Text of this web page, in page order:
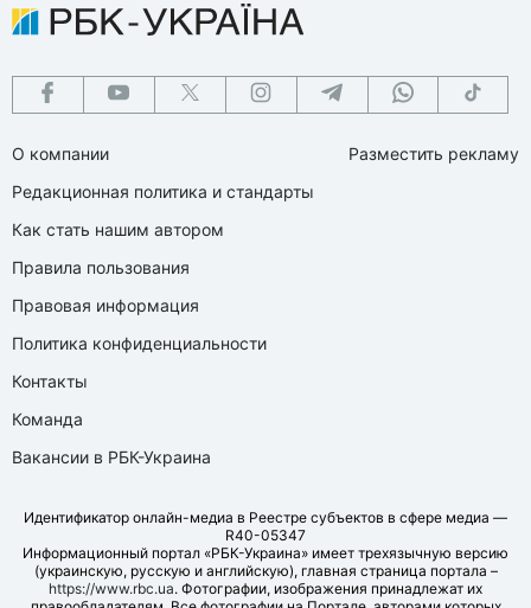
О компании
Редакционная политика и стандарты
Как стать нашим автором
Правила пользования
Правовая информация
Политика конфиденциальности
Контакты
Команда
Вакансии в РБК-Украина
Разместить рекламу
Идентификатор онлайн-медиа в Реестре субъектов в сфере медиа —
R40-05347
Информационный портал «РБК-Украина» имеет трехязычную версию
(украинскую, русскую и английскую), главная страница портала –
https://www.rbc.ua. Фотографии, изображения принадлежат их